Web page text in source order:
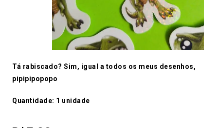
Tá rabiscado? Sim, igual a todos os meus desenhos,
pipipipopopo
Quantidade: 1 unidade